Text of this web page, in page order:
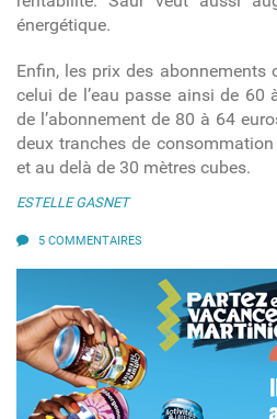
énergétique.
Enfin, les prix des abonnements
celui de l’eau passe ainsi de 60
de l’abonnement de 80 à 64
deux tranches de
et au delà de 30 mètres cubes.
ESTELLE GASNET
5 COMMENTAIRES